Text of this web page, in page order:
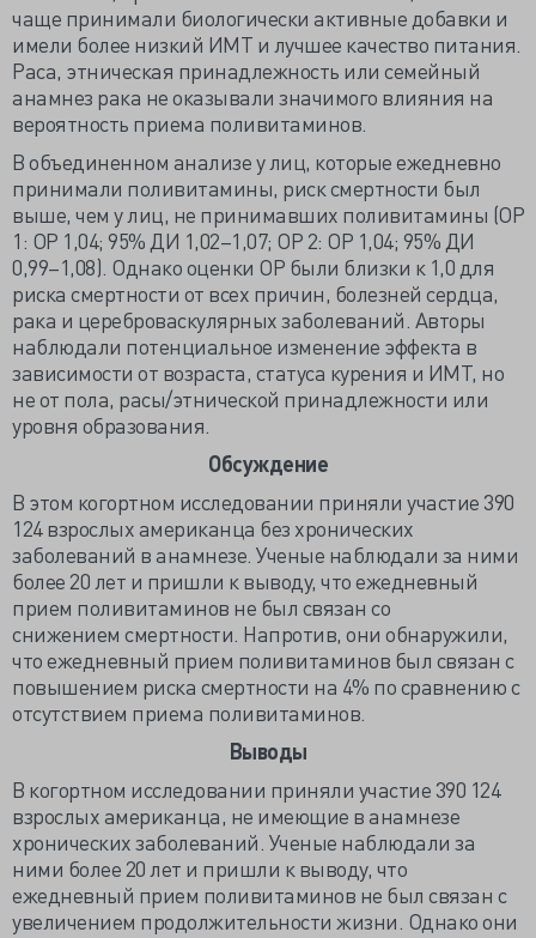
чаще принимали биологически активные добавки и
имели более низкий ИМТ и лучшее качество питания.
Раса, этническая принадлежность или семейный
анамнез рака не оказывали значимого влияния на
вероятность приема поливитаминов.
В объединенном анализе у лиц, которые ежедневно
принимали поливитамины, риск смертности был
выше, чем у лиц, не принимавших поливитамины (ОР
1: ОР 1,04; 95% ДИ 1,02–1,07; ОР 2: ОР 1,04; 95% ДИ
0,99–1,08). Однако оценки ОР были близки к 1,0 для
риска смертности от всех причин, болезней сердца,
рака и цереброваскулярных заболеваний. Авторы
наблюдали потенциальное изменение эффекта в
зависимости от возраста, статуса курения и ИМТ, но
не от пола, расы/этнической принадлежности или
уровня образования.
Обсуждение
В этом когортном исследовании приняли участие 390
124взрослыхамериканца без хронических
заболеваний в анамнезе. Ученые наблюдали за ними
более 20 лет и пришли к выводу, чтоежедневный
прием поливитаминов не был связан со
снижением смертности Напротив, они обнаружили,
чтоежедневный прием поливитаминов был связан с
повышением риска смертности на 4% по сравнению с
отсутствием приема поливитаминов
Выводы
В когортном исследовании приняли участие 390 124
взрослых американца, не имеющие в анамнезе
хронических заболеваний. Ученые наблюдали за
ними более 20 лет и пришли к выводу, что
ежедневный прием поливитаминов не был связан с
увеличением продолжительности жизни. Однако они